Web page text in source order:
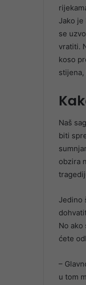
Jako je
se
vratiti.
koso
stijena,
Naš
biti
obzira
Jedino
No
ćete
–
u tom